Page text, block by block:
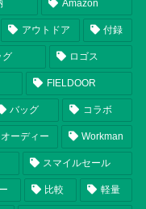
Amazon
アウトドア 付録
グ ロゴス
FIELDOOR
バッグ コラボ
ーディー Workman
スマイルセール
比較 軽量